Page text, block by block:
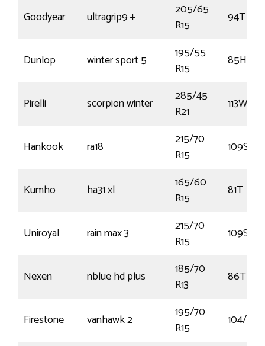
Goodyear ultragrip9 +
205/65
R15
94T
Dunlop winter sport 5
195/55
R15
85H
Pirelli scorpion winter
285/45
R21
113W
Hankook ra18
215/70
R15
109S
Kumho ha31 xl
165/60
R15
81T
Uniroyal rain max 3
215/70
R15
109S
Nexen nblue hd plus
185/70
R13
86T
Firestone vanhawk 2
195/70
R15
104/